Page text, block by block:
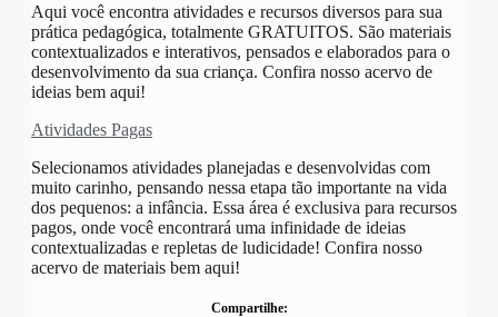
Aqui você encontra atividades e recursos diversos para sua
prática pedagógica, totalmente GRATUITOS. São materiais
contextualizados e interativos, pensados e elaborados para o
desenvolvimento da sua criança. Confira nosso acervo de
ideias bem aqui!
Atividades Pagas
Selecionamos atividades planejadas e desenvolvidas com
muito carinho, pensando nessa etapa tão importante na vida
dos pequenos: a infância. Essa área é exclusiva para recursos
pagos, onde você encontrará uma infinidade de ideias
contextualizadas e repletas de ludicidade! Confira nosso
acervo de materiais bem aqui!
Compartilhe: